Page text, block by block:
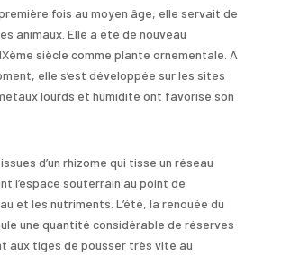
fois au moyen âge, elle servait de
animaux. Elle a été de nouveau
siècle comme plante ornementale. A
elle s’est développée sur les sites
lourds et humidité ont favorisé son
d’un rhizome qui tisse un réseau
l’espace souterrain au point de
et les nutriments. L’été, la renouée du
une quantité considérable de réserves
aux tiges de pousser très vite au